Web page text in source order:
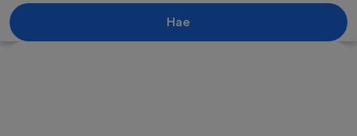
Satamassa oli useita laivoja,
Hae